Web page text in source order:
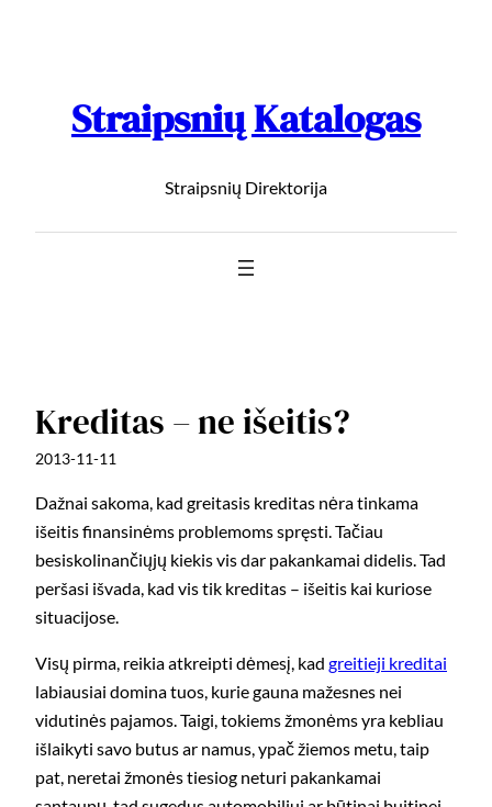
Straipsnių Katalogas
Straipsnių Direktorija
Kreditas – ne išeitis?
2013-11-11
Dažnai sakoma, kad greitasis kreditas nėra tinkama
išeitis finansinėms problemoms spręsti. Tačiau
besiskolinančiųjų kiekis vis dar pakankamai didelis. Tad
peršasi išvada, kad vis tik kreditas – išeitis kai kuriose
situacijose.
Visų pirma, reikia atkreipti dėmesį, kad greitieji kreditai
labiausiai domina tuos, kurie gauna mažesnes nei
vidutinės pajamos. Taigi, tokiems žmonėms yra kebliau
išlaikyti savo butus ar namus, ypač žiemos metu, taip
pat, neretai žmonės tiesiog neturi pakankamai